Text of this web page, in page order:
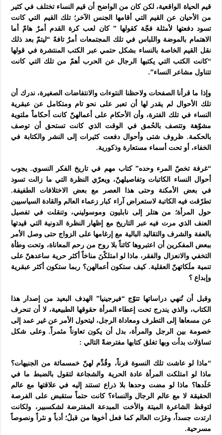
قيم الحياة الواقعية، لكن كان من الواضح أن قيم النساء تختلف في كثير
من الأحيان عن القيم التي أقامها الجنس الآخر؛ تلك القيم التي كانت
تسود دفعتها لأمثلة فجّة كقولها ” كان لعب كرة القدم أمرٌ هامّ أما
الاهتمام بالموضة واللباس في تلك المجتمعات أمرٌ تافهٌ “ليتمّ بعد ذلك
نقل القيم الخاصة بالنساء بشكل حتمي عبر الكتب المنتشرة في قولها
“كانت الكتب التي يكتبها الرجال عن الحرب أهمّ من تلك التي كانت
تتناول مشاعر النساء”.
وإذا ما قرأنا الصفحات ولاحظنا النتوءات والانتفاضات الصغيرة، ندرك أن
تلك الأحوال لم يقدر لها أن تعبر على نحو تام ومتكامل عن عبقرية
النساء في تلك الفترة، وأن الأحكام على أعمالهنّ كانت أحكاماً ملتوية
مشوّهة وتتصف بالحُمق في الوقت الذي كانت تستحق أن توصف
بالحكمة. ظروف شتى وأحوال دفعت كثيرات إلى النشر والكتابة في
الخفاء، أو تحت أسماء مستعارة وذكورية.
“غرفة تخصّ المرء وحده” كتاب مهم في تاريخ الفكر النسوي. يجوب
أحوال النساء الكاتبات وتفاصيلهنّ، ويعرّي النظرة التي ما زالت تسود
في بعض الأمكنة وحتى هذا العصر مع بعض الاختلافات الطفيفة.
تطرّقت فيه الكاتبة لاستعراض آراء كبار زعماء العالم والقادة السياسيين
حول المرأة؛ من هتلر إلى نابليون وموسوليني، وتنقلت في تفصيل
العنف الذي مرت فيه عبر التاريخ مع إظهار النظرة الدونية التي قيدتها
بالعفة والشرف والتقاليد البالية مع إرغامها على الزواج حتى وصل الأمر
ببعض المفكرين أن اعتبروها كائناً بلا روح من رحم المعاناة، وتحت وطأة
التخفي والانعزال والفقر، ماذا لو امتلكْنَ مناخاً أكثر حرية ساعدهنّ على
تنمية ملَكاتهنّ العقلية. كيف ستكون أعمالهن؟ ربما ستكون أكثر عبقرية
وإبداع ؟
وقبل أن تُنهي دراساتها تتوّج “فيرجينيا” الهدف البعيد من إصدار هذا
الكتاب، والذي يندرج تحت إعطاء المرأة حقوقها الطبيعية، لا أن تنحرف
عن مسعاها إلى التطرف ومعاداة الرجل، ليتحول الأمر عن غير عمد إلى
خصومة بين الرجل والمرأة، بدل أن يكون تعاوناً مثمراً. وعلى شكل
تساؤلات بدأت وبها تغلق كتابها مفترضةً التالي :
“ماذا لو عاشت تلك النسوة قرناً، وقُدِّم لهنّ خمسمائة من الجنيهات؟
ماذا لو امتلكت المرأة عادة الحرية والشجاعة لتقول بالضبط ما في
خَلَدها؟ ماذا لو مضت وحدها بلا ذراع تستند إليه في علاقتها مع عالم
الحقيقة لا مع عالم الرجال والنساء؟ كانت حتماً ستقبض على الفرصة
لتوقظ الشاعرة الميتة والأخت المبدعة المفترضة لشكسبير، ولكانت
ارتدت جسداً، وغزَت العالم كما فعل أخوها من قبلُ؛ أدباً و نثراً ونصوصاً
مسرحية.